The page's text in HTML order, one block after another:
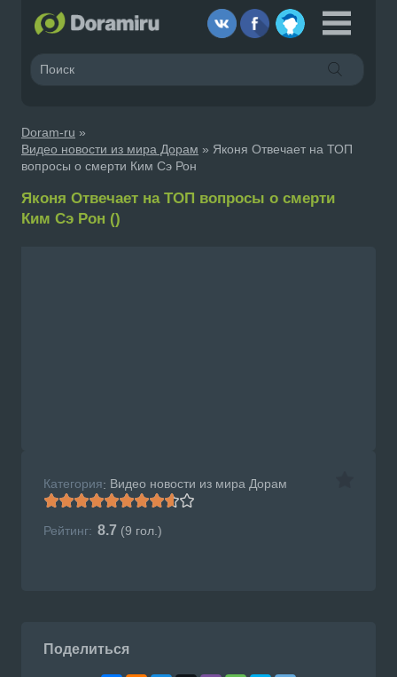
Doram-ru »
Видео новости из мира Дорам » Яконя Отвечает на ТОП
вопросы о смерти Ким Сэ Рон
Яконя Отвечает на ТОП вопросы о смерти
Ким Сэ Рон ()
Категория: Видео новости из мира Дорам
Рейтинг: 8.7 (9 гол.)
Поделиться